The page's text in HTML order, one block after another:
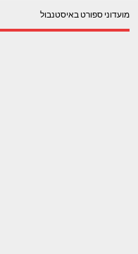
מועדוני ספורט באיסטנבול